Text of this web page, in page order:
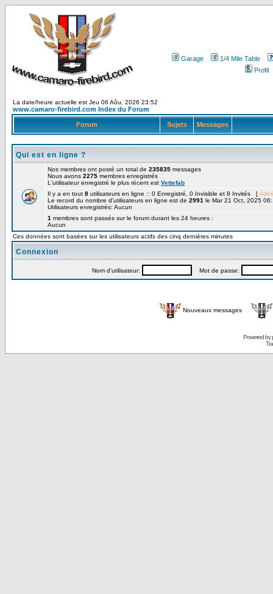
Garage
1/4 Mile Table
Profil
La date/heure actuelle est Jeu 06 Aôu, 2026 23:52
www.camaro-firebird.com Index du Forum
Forum Sujets Messages
Qui est en ligne ?
Nos membres ont posté un total de 235835 messages
Nous avons 2275 membres enregistrés
L'utilisateur enregistré le plus récent est Vettefab
Il y a en tout 8 utilisateurs en ligne :: 0 Enregistré, 0 Invisible et 8 Invités [
Le record du nombre d'utilisateurs en ligne est de 2991 le Mar 21 Oct, 2025
Utilisateurs enregistrés: Aucun
1 membres sont passés sur le forum durant les 24 heures :
Aucun
Ces données sont basées sur les utilisateurs actifs des cinq dernières minutes
Connexion
Nom d'utilisateur: Mot de passe:
Nouveaux messages
Powered by